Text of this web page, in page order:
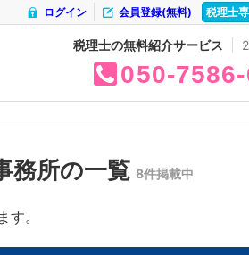
税理士
会員登録(無料)
ログイン
税理士の無料紹介サービス
050 7586
務所の一覧 8件掲載中
。